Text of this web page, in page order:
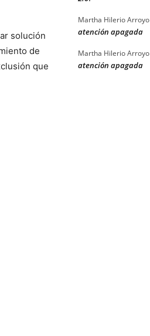
solución
de
que
Martha Hilerio Arroyo
atención apagada
Martha Hilerio Arroyo
atención apagada